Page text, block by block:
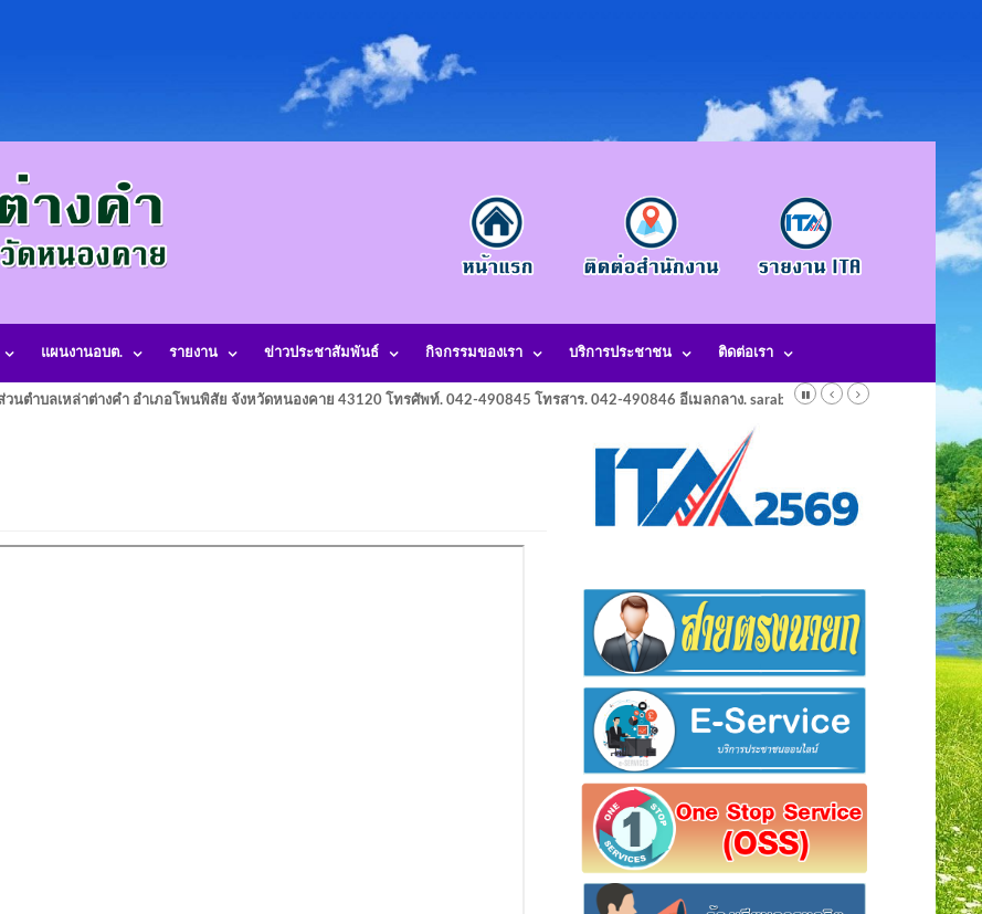
แผนงานอบต. รายงาน ข่าวประชาสัมพันธ์ กิจกรรมของเรา บริการประชาชน ติดต่อเรา
วนตำบลเหล่าต่างคำ อำเภอโพนพิสัย จังหวัดหนองคาย 43120 โทรศัพท์. 042-490845 โทรสาร. 042-490846 อีเมลกลาง. saraban@laotangkham.go.th